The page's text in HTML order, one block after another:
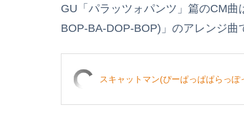
GU「パラッツォパンツ」篇のCM
BOP-BA-DOP-BOP)」のアレンジ曲
スキャットマン(ぴーぱっぱぱらっぽ